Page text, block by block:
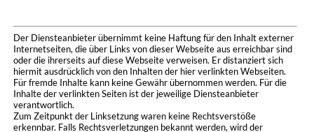
Der Diensteanbieter übernimmt keine Haftung für den Inhalt externer
Internetseiten, die über Links von dieser Webseite aus erreichbar sind
oder die ihrerseits auf diese Webseite verweisen. Er distanziert sich
hiermit ausdrücklich von den Inhalten der hier verlinkten Webseiten.
Für fremde Inhalte kann keine Gewähr übernommen werden. Für die
Inhalte der verlinkten Seiten ist der jeweilige Diensteanbieter
verantwortlich.
Zum Zeitpunkt der Linksetzung waren keine Rechtsverstöße
erkennbar. Falls Rechtsverletzungen bekannt werden, wird der